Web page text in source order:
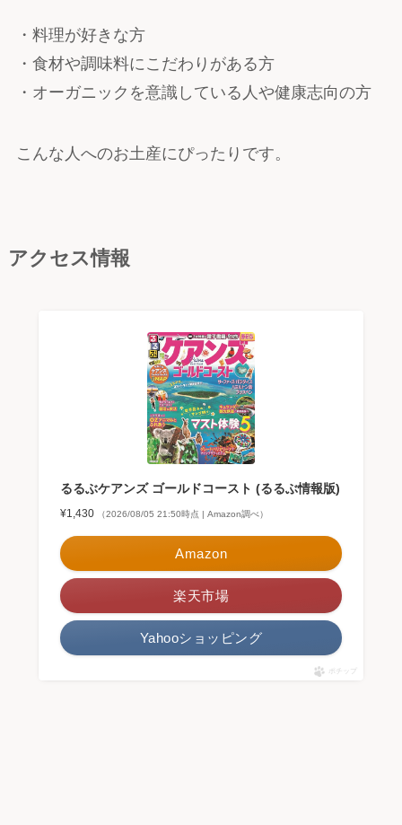
・料理が好きな方
・食材や調味料にこだわりがある方
・オーガニックを意識している人や健康志向の方
こんな人へのお土産にぴったりです。
アクセス情報
るるぶケアンズ ゴールドコースト (るるぶ情報版)
¥1,430 （2026/08/05 21:50時点 | Amazon調べ）
Amazon
楽天市場
Yahooショッピング
ポチップ